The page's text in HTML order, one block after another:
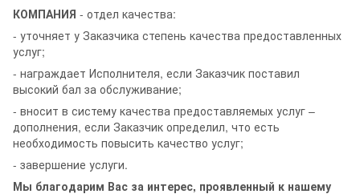
КОМПАНИЯ - отдел качества:
- уточняет у Заказчика степень качества предоставленных
услуг;
- награждает Исполнителя, если Заказчик поставил
высокий бал за обслуживание;
- вносит в систему качества предоставляемых услуг –
дополнения, если Заказчик определил, что есть
необходимость повысить качество услуг;
- завершение услуги.
Мы благодарим Вас за интерес, проявленный к нашему